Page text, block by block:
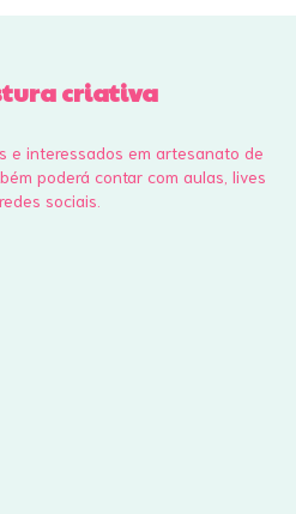
criativa
e interessados em artesanato de
poderá contar com aulas, lives
sociais.